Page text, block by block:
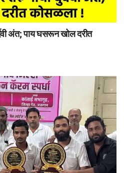
अंत; पाय घसरून खोल दरीत